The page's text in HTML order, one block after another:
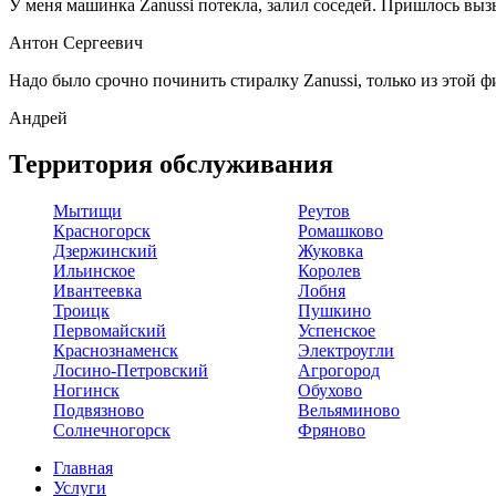
У меня машинка Zanussi потекла, залил соседей. Пришлось
Антон Сергеевич
Надо было срочно починить стиралку Zanussi, только из этой
Андрей
Территория обслуживания
Мытищи
Реутов
Красногорск
Ромашково
Дзержинский
Жуковка
Ильинское
Королев
Ивантеевка
Лобня
Троицк
Пушкино
Первомайский
Успенское
Краснознаменск
Электроугли
Лосино-Петровский
Агрогород
Ногинск
Обухово
Подвязново
Вельяминово
Солнечногорск
Фряново
Главная
Услуги